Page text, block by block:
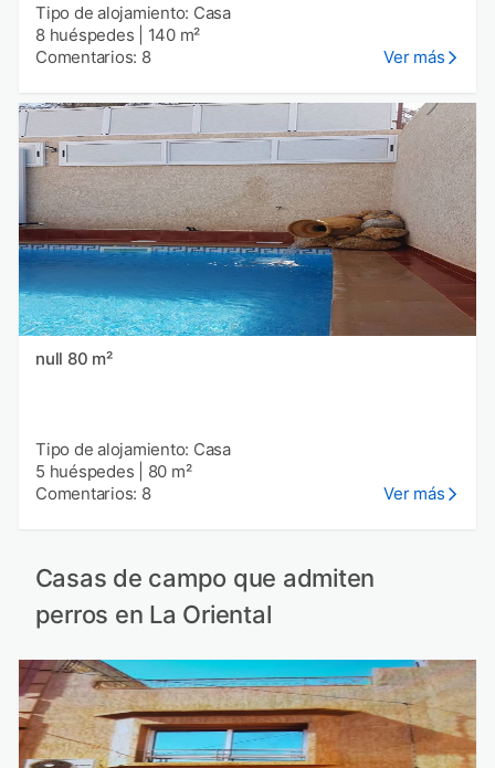
Tipo de alojamiento: Casa
8 huéspedes
140 m²
Comentarios: 8
Ver más
null 80 m²
Tipo de alojamiento: Casa
5 huéspedes
80 m²
Comentarios: 8
Ver más
Casas de campo que admiten
perros en La Oriental